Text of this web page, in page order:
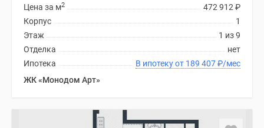
472 912 ₽
Цена за м2
1
Корпус
1 из 9
Этаж
нет
Отделка
В ипотеку от 189 407₽/мес
Ипотека
ЖК «Монодом Арт»